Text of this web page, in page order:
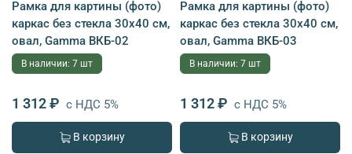
Рамка для картины (фото)
каркас без стекла 30х40 см,
овал, Gamma ВКБ-02
В наличии: 7 шт
1 312 ₽ с НДС 5%
В корзину
Рамка для картины (фото)
каркас без стекла 30х40 см,
овал, Gamma ВКБ-03
В наличии: 7 шт
1 312 ₽ с НДС 5%
В корзину